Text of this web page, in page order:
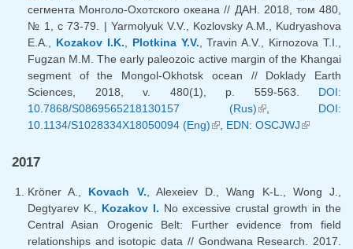
сегмента Монголо-Охотского океана // ДАН. 2018, том 480,
№ 1, с 73-79. | Yarmolyuk V.V., Kozlovsky A.M., Kudryashova
E.A., Kozakov I.K. Plotkina Y.V. , Travin A.V., Kirnozova T.I.,
Fugzan M.M. The early paleozoic active margin of the Khangai
segment of the Mongol-Okhotsk ocean // Doklady Earth
Sciences, 2018, v. 480(1), p. 559-563. DOI:
10.7868/S0869565218130157 (Rus)(внешняя
ссылка)
, DOI:
10.1134/S1028334X18050094 (Eng)(внешняя ссылка)
EDN: OSCJWJ(внешняя
2017
Kröner A., Kovach V., Alexeiev D., Wang K-L., Wong J.,
Degtyarev K., Kozakov I. No excessive crustal growth in the
Central Asian Orogenic Belt: Further evidence from field
relationships and isotopic data // Gondwana Research. 2017.